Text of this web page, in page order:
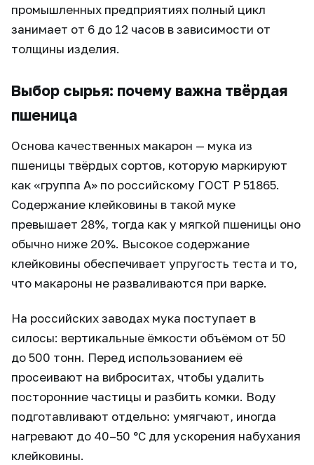
промышленных предприятиях полный цикл
занимает от 6 до 12 часов в зависимости от
толщины изделия.
Выбор сырья: почему важна твёрдая
пшеница
Основа качественных макарон — мука из
пшеницы твёрдых сортов, которую маркируют
как «группа А» по российскому ГОСТ Р 51865.
Содержание клейковины в такой муке
превышает 28%, тогда как у мягкой пшеницы оно
обычно ниже 20%. Высокое содержание
клейковины обеспечивает упругость теста и то,
что макароны не разваливаются при варке.
На российских заводах мука поступает в
силосы: вертикальные ёмкости объёмом от 50
до 500 тонн. Перед использованием её
просеивают на виброситах, чтобы удалить
посторонние частицы и разбить комки. Воду
подготавливают отдельно: умягчают, иногда
нагревают до 40–50 °C для ускорения набухания
клейковины.